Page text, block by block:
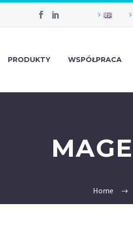
PRODUKTY WSPÓŁPRACA
Home